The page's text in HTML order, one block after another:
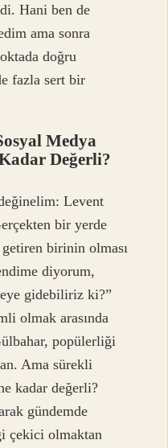
Hani ben de
ama sonra
doğru
fazla sert bir
Medya
Değerli?
Levent
bir yerde
birinin olması
diyorum,
gidebiliriz ki?”
olmak arasında
popülerliği
Ama sürekli
kadar değerli?
gündemde
çekici olmaktan